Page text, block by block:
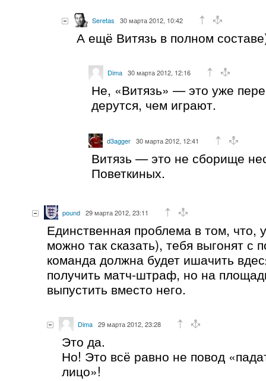
Seretas 30 марта 2012, 10:42
А ещё Витязь в полном
Dima 30 марта 2012, 12:16
Не, «Витязь» — это уже
дерутся, чем играют.
d3agger 30 марта 2012, 12:41
Витязь — это не сборище
Поветкиных.
pound 29 марта 2012, 23:11
Единственная проблема в том, что,
можно так сказать), тебя выгонят с
команда должна будет ишачить
получить матч-штраф, но на
выпустить вместо него.
Dima 29 марта 2012, 23:28
Это да.
Но! Это всё равно не повод
лицо»!